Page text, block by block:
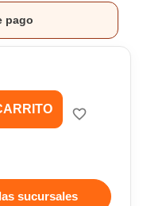
pago
favorite_border
sucursales